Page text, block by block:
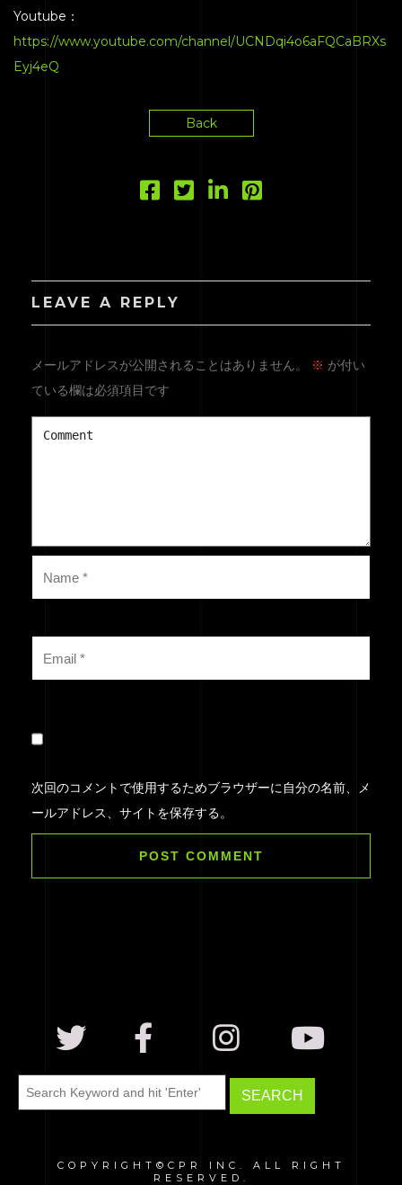
Youtube：
https://www.youtube.com/channel/UCNDqi4o6aFQCaBRXs
Eyj4eQ
Back
LEAVE A REPLY
メールアドレスが公開されることはありません。 ※ が付い
ている欄は必須項目です
次回のコメントで使用するためブラウザーに自分の名前、メ
ールアドレス、サイトを保存する。
COPYRIGHT©CPR INC. ALL RIGHT
RESERVED.